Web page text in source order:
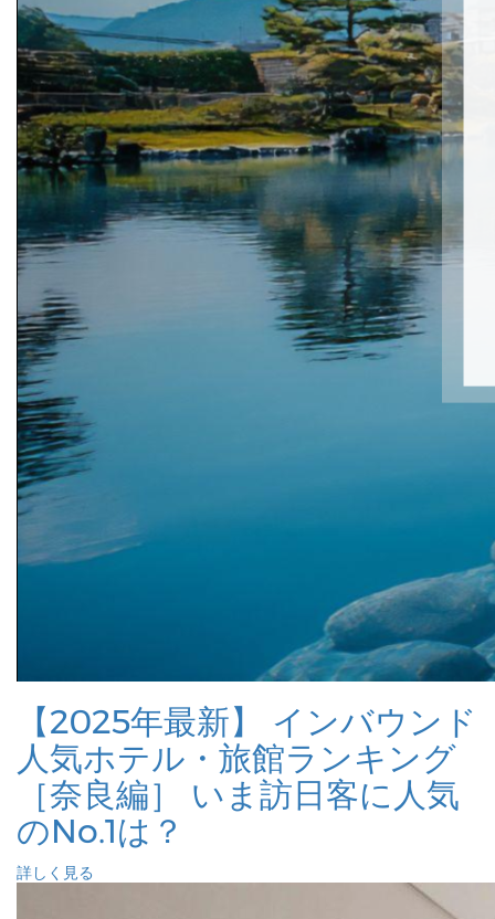
【2025年最新】 インバウンド
人気ホテル・旅館ランキング
［奈良編］ いま訪日客に人気
のNo.1は？
詳しく見る